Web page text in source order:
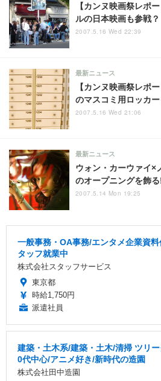
【カンヌ映画祭レポ
ルの日本映画も参戦？
2007.5.16 Wed 22:39
【カンヌ映画祭レポ
のマスコミ用ロッカー
最新ニュース
2007.5.16 Wed 21:06
ウォン・カーウァイ×
のオープニングを飾
最新ニュース
2007.5.14 Mon 19:25
一般事務・OA事務/エンタメ企業資
タッフ就業中
株式会社スタッフサービス
東京都
時給1,750円
派遣社員
建築・土木系/建築・土木/清掃 ツリ
0代中心/アニメ好き/新時代の造園
株式会社田中造園